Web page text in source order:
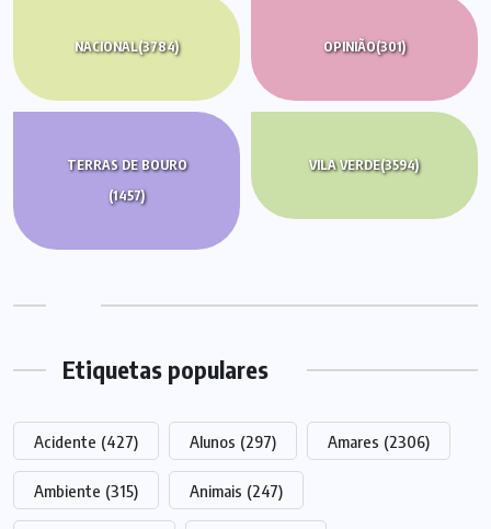
NACIONAL(3784) OPINIÃO(301)
TERRAS DE BOURO
(1457)
VILA VERDE(3594)
Etiquetas populares
Acidente (427) Alunos (297) Amares (2306)
Ambiente (315) Animais (247)